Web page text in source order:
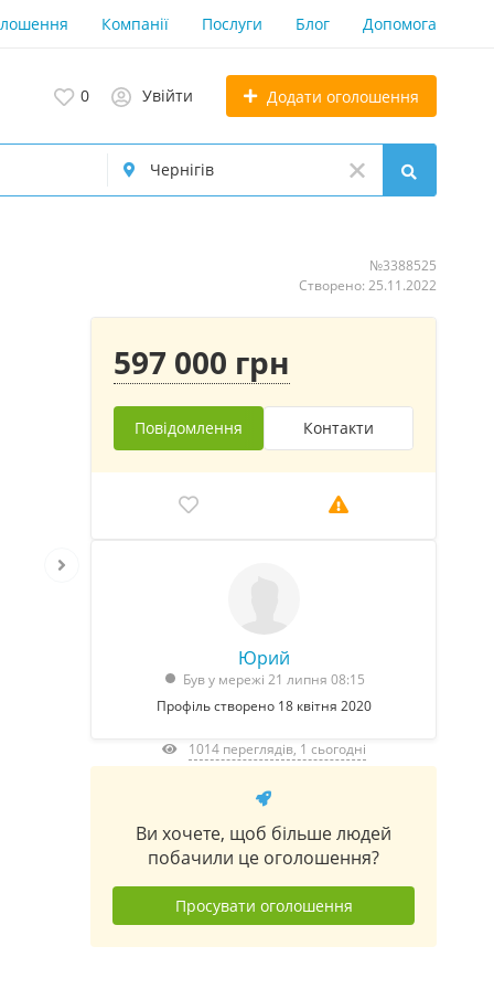
Компанії Послуги Блог Допомога
0 Увійти Додати оголошення
№3388525
Створено: 25.11.2022
597 000 грн
Повідомлення Контакти
Юрий
Був у мережі 21 липня 08:15
Профіль створено 18 квітня 2020
1014 переглядів, 1 сьогодні
Ви хочете, щоб більше людей
побачили це оголошення?
Просувати оголошення